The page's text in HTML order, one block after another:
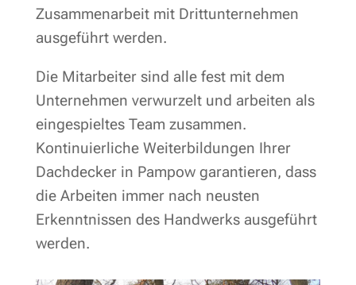
Zusammenarbeit mit Drittunternehmen
ausgeführt werden.
Die Mitarbeiter sind alle fest mit dem
Unternehmen verwurzelt und arbeiten als
eingespieltes Team zusammen.
Kontinuierliche Weiterbildungen Ihrer
Dachdecker in Pampow garantieren, dass
die Arbeiten immer nach neusten
Erkenntnissen des Handwerks ausgeführt
werden.